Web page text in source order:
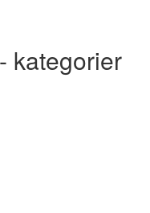
kategorier